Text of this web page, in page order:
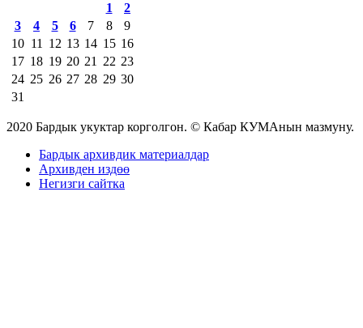
1
2
3
4 5 6 7 8
9
10 11 12 13 14 15 16
17 18 19 20 21 22 23
24 25 26 27 28 29 30
31
2020 Бардык укуктар корголгон. © Кабар КУМАнын мазмуну.
Бардык архивдик материалдар
Архивден издөө
Негизги сайтка